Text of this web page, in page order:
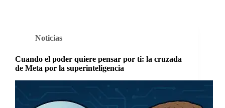
Noticias
Cuando el poder quiere pensar por ti: la cruzada
de Meta por la superinteligencia